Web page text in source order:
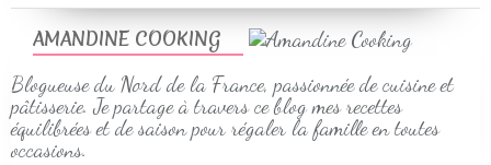
AMANDINE COOKING
Blogueuse du Nord de la France, passionnée de cuisine et
pâtisserie. Je partage à travers ce blog mes recettes
équilibrées et de saison pour régaler la famille en toutes
occasions.